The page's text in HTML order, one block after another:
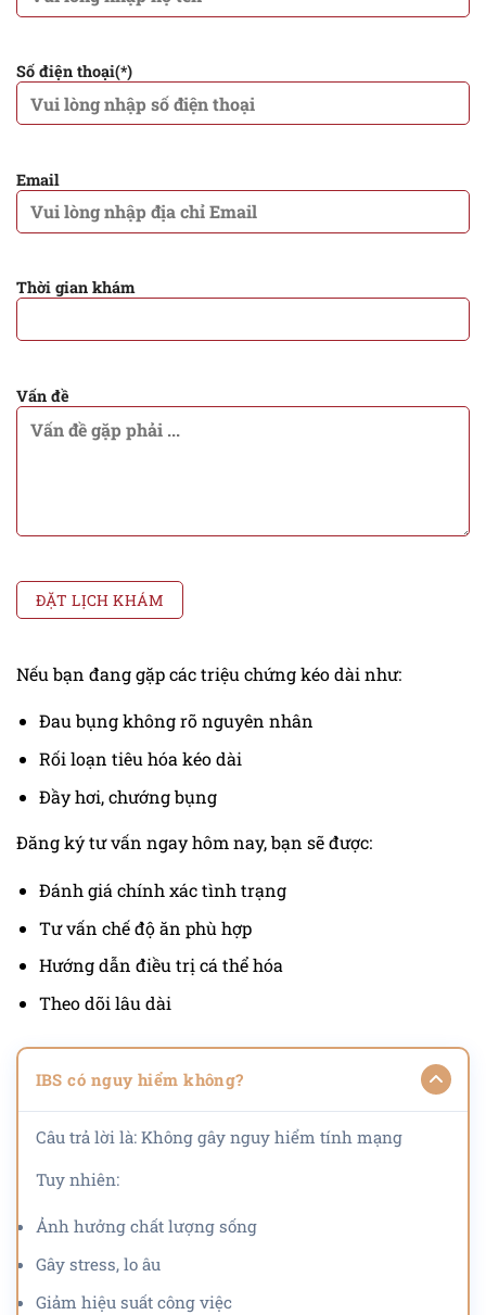
Số điện thoại(*)
Email
Thời gian khám
Vấn đề
Nếu bạn đang gặp các triệu chứng kéo dài như:
Đau bụng không rõ nguyên nhân
Rối loạn tiêu hóa kéo dài
Đầy hơi, chướng bụng
Đăng ký tư vấn ngay hôm nay, bạn sẽ được:
Đánh giá chính xác tình trạng
Tư vấn chế độ ăn phù hợp
Hướng dẫn điều trị cá thể hóa
Theo dõi lâu dài
IBS có nguy hiểm không?
Câu trả lời là: Không gây nguy hiểm tính mạng
Tuy nhiên:
Ảnh hưởng chất lượng sống
Gây stress, lo âu
Giảm hiệu suất công việc